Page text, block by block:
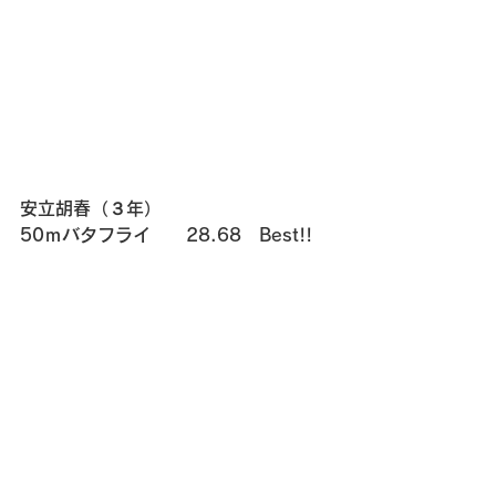
安立胡春（３年）
50ｍバタフライ　　28.68　Best!!